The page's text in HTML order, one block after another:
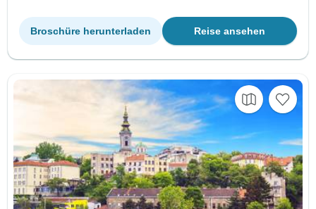
Reise ansehen
Broschüre herunterladen